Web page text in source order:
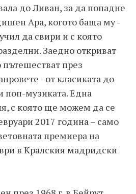
до Ливан, за да попадне
Ара, когото баща му -
да свири и с която
Заедно откриват
през
- от класиката до
поп-музиката. Една
с която ще можем да се
2017 година – само
премиера на
в Кралския мадридски